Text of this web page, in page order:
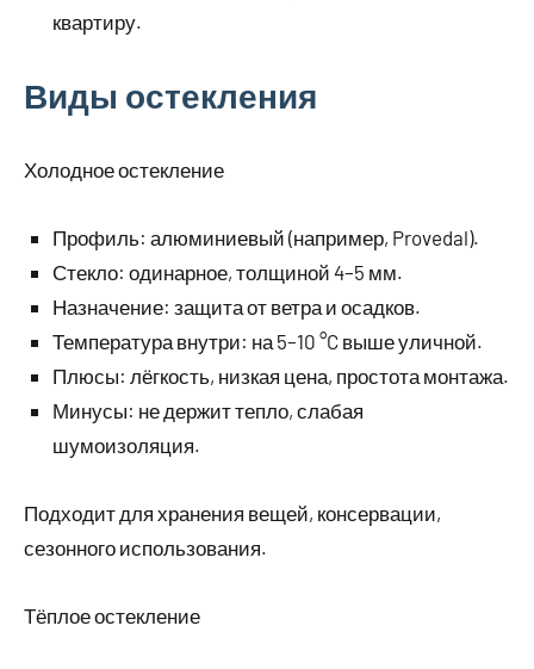
квартиру.
Виды остекления
Холодное остекление
Профиль: алюминиевый (например, Provedal).
Стекло: одинарное, толщиной 4–5 мм.
Назначение: защита от ветра и осадков.
Температура внутри: на 5–10 °C выше уличной.
Плюсы: лёгкость, низкая цена, простота монтажа.
Минусы: не держит тепло, слабая
шумоизоляция.
Подходит для хранения вещей, консервации,
сезонного использования.
Тёплое остекление